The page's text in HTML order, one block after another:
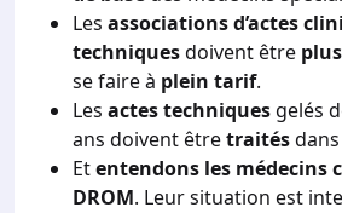
Les associations d’actes
techniquesdoivent être
se faire à plein tarif.
Les actes techniques gelés
ans doivent êtretraités
Etentendons les médecins
DROM. Leur situation est